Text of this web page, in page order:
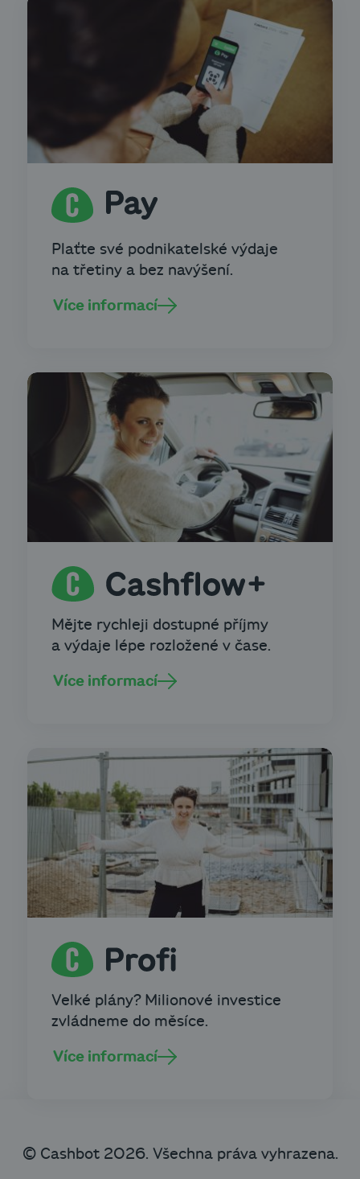
Plaťte své podnikatelské výdaje
na třetiny a bez navýšení.
Více informací
Mějte rychleji dostupné příjmy
a výdaje lépe rozložené v čase.
Více informací
Velké plány? Milionové investice
zvládneme do měsíce.
Více informací
© Cashbot 2026. Všechna práva vyhrazena.